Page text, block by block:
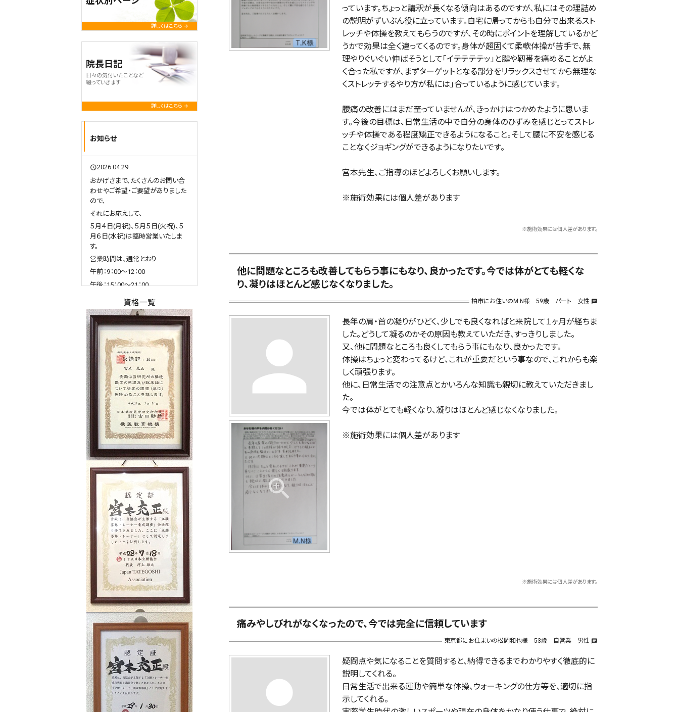
っています。ちょっと講釈が長くなる傾向はあるのですが、私にはその理詰め
の説明がずいぶん役に立っています。自宅に帰ってからも自分で出来るスト
レッチや体操を教えてもらうのですが、その時にポイントを理解しているかど
うかで効果は全く違ってくるのです。身体が超固くて柔軟体操が苦手で、無
理やりぐいぐい伸ばそうとして「イテテテテッ」と腱や靭帯を痛めることがよ
く合った私ですが、まずターゲットとなる部分をリラックスさせてから無理な
くストレッチするやり方が私には」合っているように感じています。
腰痛の改善にはまだ至っていませんが、きっかけはつかめたように思いま
す。今後の目標は、日常生活の中で自分の身体のひずみを感じとってストレ
ッチや体操である程度矯正できるようになること。そして腰に不安を感じる
ことなくジョギングができるようになりたいです。
宮本先生、ご指導のほどよろしくお願いします。
※施術効果には個人差があります
※施術効果には個人差があります。
他に問題なところも改善してもらう事にもなり、良かったです。今では体がとても軽くな
り、凝りはほとんど感じなくなりました。
柏市にお住いのM.N様 59歳 パート 女性 chat
person
長年の肩・首の凝りがひどく、少しでも良くなればと来院して１ヶ月が経ちま
した。どうして凝るのかその原因も教えていただき、すっきりしました。
又、他に問題なところも良くしてもらう事にもなり、良かったです。
体操はちょっと変わってるけど、これが重要だという事なので、これからも楽
しく頑張ります。
他に、日常生活での注意点とかいろんな知識も親切に教えていただきまし
た。
今では体がとても軽くなり、凝りはほとんど感じなくなりました。
※施術効果には個人差があります
※施術効果には個人差があります。
痛みやしびれがなくなったので、今では完全に信頼しています
東京都にお住まいの松岡和也様 53歳 自営業 男性 chat
疑問点や気になることを質問すると、納得できるまでわかりやすく徹底的に
説明してくれる。
日常生活で出来る運動や簡単な体操、ウォーキングの仕方等を、適切に指
示してくれる。
詳しくはこちら
院長日記
日々の気付いたことなど
綴っていきます
詳しくはこちら
お知らせ
query_builder2026.04.29
おかげさまで、たくさんのお問い合
わせやご希望・ご要望がありました
ので、
それにお応えして、
５月４日(月祝)、５月５日(火祝)、５
月６日(水祝)は臨時営業いたしま
す。
営業時間は、通常とおり
午前：9：00～12：00
午後：15：00～21：00
この機会に施術を受けてみてはい
かがでしょうか？
query_builder
2026.01.16
1/17(土)から1/19(月)は研修のた
め臨時休業となります。
1/20(火)より通常営業となります。
研修により、さらにバージョンアッ
プして施術の質を上げてまいりま
期待してお待ちください！
皆様のご理解の程よろしくお願いい
たします。
2025.12.28
2025年12月28日㈰～2026年1月4
日㈰まで冬期休業させていただき
ます。
皆様のご理解の程、よろしくお願い
いたします。
2021.05.11
【重要】新型コロナウイルス感
染に対する宮本ケアセンター
の対応方針について
いつもご利用ありがとうございます。
宮本ケアセンターの院長の宮本で
す。
宮本ケアセンターでは、安心して施
術を受けていただくための対策を
徹底しております。
詳しくは「院長日記」をご覧くださ
い。
資格一覧